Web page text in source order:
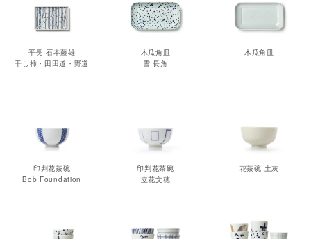
平長 石本藤雄
干し柿・田田道・野道
木瓜角皿
雪 長角
木瓜角皿
印判花茶碗
Bob Foundation
印判花茶碗
立花文穂
花茶碗 土灰